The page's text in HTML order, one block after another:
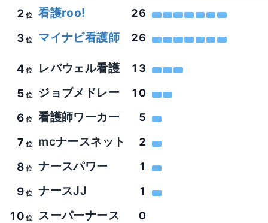
2 位 看護roo! 26
3 位 マイナビ看護師 26
4 位 レバウェル看護 13
5 位 ジョブメドレー 10
6 位 看護師ワーカー 5
7 位 mcナースネット 2
8 位 ナースパワー 1
9 位 ナースJJ 1
10 位 スーパーナース 0